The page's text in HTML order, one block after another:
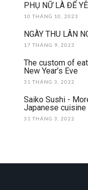
PHỤ NỮ LÀ ĐỂ
10 THÁNG 10, 2023
NGÀY THU LÂN
17 THÁNG 9, 2023
The custom of
New Year’s Eve
31 THÁNG 3, 2022
Saiko Sushi -
Japanese cuisine
31 THÁNG 3, 2022